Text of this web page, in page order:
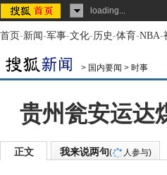
loading...
首页-新闻-军事-文化-历史-体育-NBA-
> 国内要闻 > 时事
贵州瓮安运达
正文 我来说两句( 人参与)